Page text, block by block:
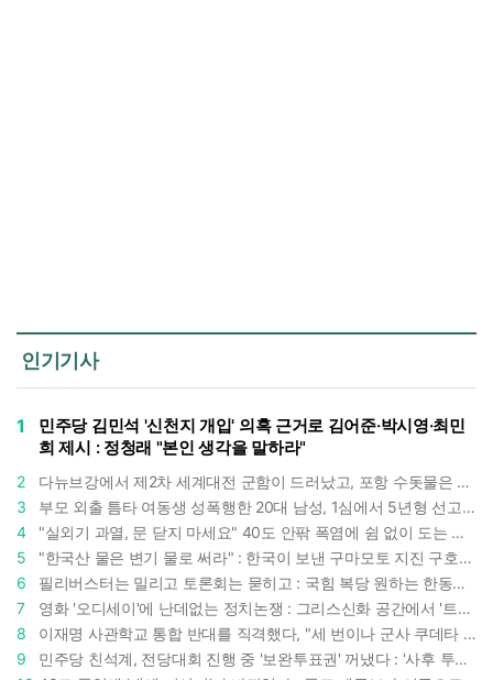
인기기사
1
민주당 김민석 '신천지 개입' 의혹 근거로 김어준·박시영·최민
희 제시 : 정청래 "본인 생각을 말하라"
2
다뉴브강에서 제2차 세계대전 군함이 드러났고, 포항 수돗물은 갑자기 짜졌다 : 폭염·가뭄이 만든 낯선 풍경
3
부모 외출 틈타 여동생 성폭행한 20대 남성, 1심에서 5년형 선고 : 친족 간 '암수범죄'의 심각성
4
"실외기 과열, 문 닫지 마세요" 40도 안팎 폭염에 쉼 없이 도는 에어컨 : 화재 위험 경고등!
5
"한국산 물은 변기 물로 써라" : 한국이 보낸 구마모토 지진 구호품에 한 일본인의 '어처구니 없는' 반응
6
필리버스터는 밀리고 토론회는 묻히고 : 국힘 복당 원하는 한동훈, '검사 정치'의 한계만 드러내나
7
영화 '오디세이'에 난데없는 정치논쟁 : 그리스신화 공간에서 '트럼프 전쟁의 참혹함'이 보인다
8
이재명 사관학교 통합 반대를 직격했다, "세 번이나 군사 쿠데타 했는데 압도적 지위"
9
민주당 친석계, 전당대회 진행 중 '보완투표권' 꺼냈다 : '사후 투표 허용' 무리수에 정청래 "투표 쿠데타"